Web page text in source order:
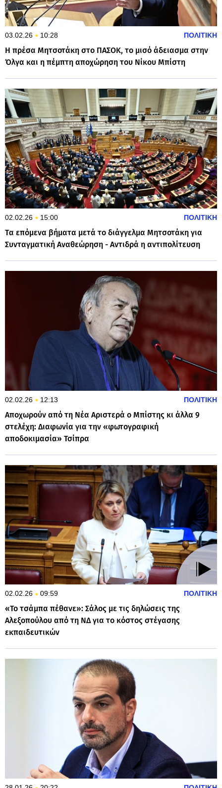
03.02.26 10:28 ΠΟΛΙΤΙΚΗ
Η πρέσα Μητσοτάκη στο ΠΑΣΟΚ, το μισό άδειασμα στην
Όλγα και η πέμπτη αποχώρηση του Νίκου Μπίστη
02.02.26 15:00 ΠΟΛΙΤΙΚΗ
Tα επόμενα βήματα μετά το διάγγελμα Μητσοτάκη για
Συνταγματική Αναθεώρηση - Αντιδρά η αντιπολίτευση
02.02.26 12:13 ΠΟΛΙΤΙΚΗ
Αποχωρούν από τη Νέα Αριστερά ο Μπίστης κι άλλα 9
στελέχη: Διαφωνία για την «φωτογραφική
αποδοκιμασία» Τσίπρα
02.02.26 09:59 ΠΟΛΙΤΙΚΗ
«Το τσάμπα πέθανε»: Σάλος με τις δηλώσεις της
Αλεξοπούλου από τη ΝΔ για το κόστος στέγασης
εκπαιδευτικών